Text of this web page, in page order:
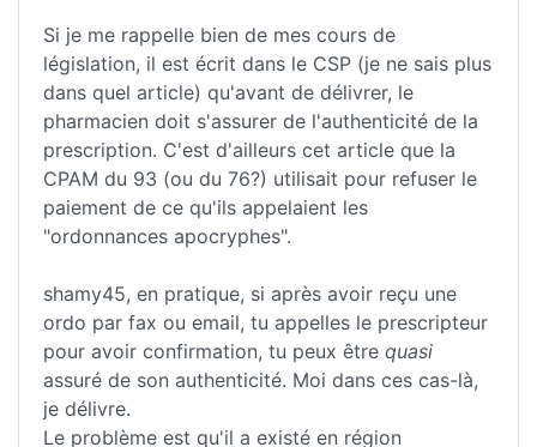
Si je me rappelle bien de mes cours de
législation, il est écrit dans le CSP (je ne sais plus
dans quel article) qu'avant de délivrer, le
pharmacien doit s'assurer de l'authenticité de la
prescription. C'est d'ailleurs cet article que la
CPAM du 93 (ou du 76?) utilisait pour refuser le
paiement de ce qu'ils appelaient les
"ordonnances apocryphes".
shamy45, en pratique, si après avoir reçu une
ordo par fax ou email, tu appelles le prescripteur
pour avoir confirmation, tu peux être quasi
assuré de son authenticité. Moi dans ces cas-là,
je délivre.
Le problème est qu'il a existé en région